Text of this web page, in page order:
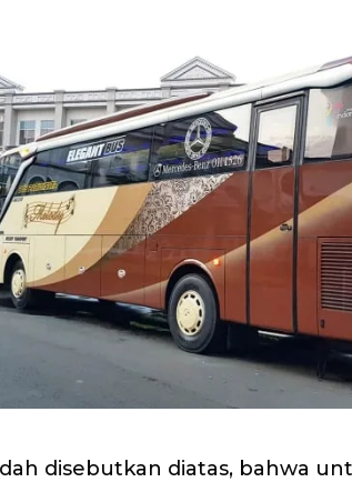
disebutkan diatas, bahwa